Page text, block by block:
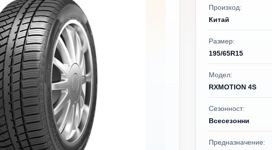
Произход:
Китай
Размер:
195/65R15
Модел:
RXMOTION 4S
Сезонност:
Всесезонни
Предназначение: